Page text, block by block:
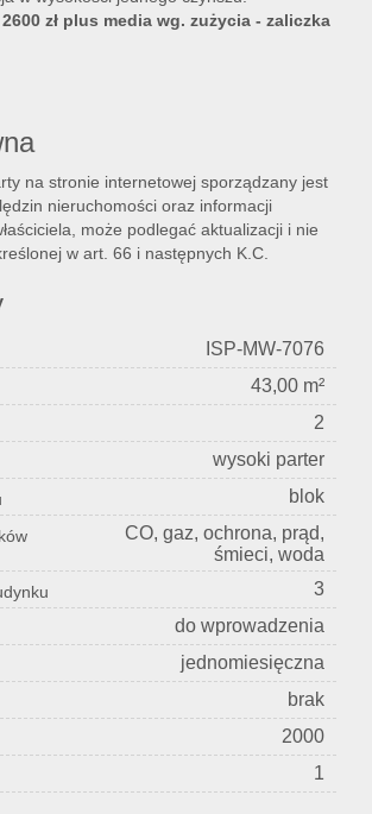
zł plus media wg. zużycia - zaliczka
na stronie internetowej sporządzany jest
nieruchomości oraz informacji
może podlegać aktualizacji i nie
w art. 66 i następnych K.C.
ISP-MW-7076
43,00 m²
2
wysoki parter
blok
CO, gaz, ochrona, prąd,
śmieci, woda
3
do wprowadzenia
jednomiesięczna
brak
2000
1